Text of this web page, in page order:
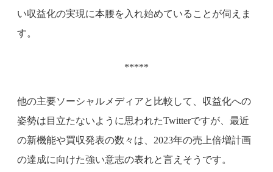
い収益化の実現に本腰を入れ始めていることが伺えま
す。
*****
他の主要ソーシャルメディアと比較して、収益化への
姿勢は目立たないように思われたTwitterですが、最近
の新機能や買収発表の数々は、2023年の売上倍増計画
の達成に向けた強い意志の表れと言えそうです。